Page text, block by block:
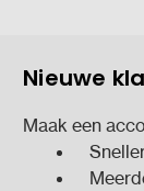
Nieuwe
Maak een